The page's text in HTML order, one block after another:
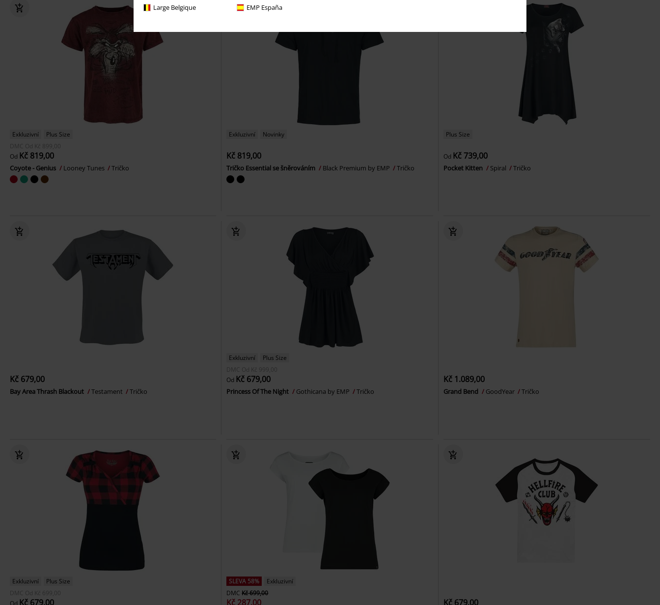
Large Belgique EMP España
Exkluzivní
Plus Size
DMC Od Kč 899,00
Od Kč 819,00
Coyote - Genius Looney Tunes Tričko
Exkluzivní Novinky
Kč 819,00
Tričko Essential se šněrováním Black Premium by EMP Tričko
Plus Size
Od Kč 739,00
Pocket Kitten Spiral Tričko
Kč 679,00
Bay Area Thrash Blackout Testament Tričko
Exkluzivní
Plus Size
DMC Od Kč 999,00
Od Kč 679,00
Princess Of The Night Gothicana by EMP Tričko
Kč 1.089,00
Grand Bend GoodYear Tričko
Exkluzivní
Plus Size
DMC Od Kč 699,00
Od Kč 679,00
SLEVA 58%
Exkluzivní
DMC Kč 699,00
Kč 287,00 Kč 679,00